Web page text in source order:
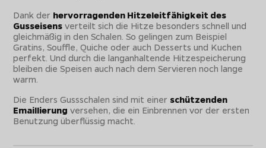
Dank der hervorragenden Hitzeleitfähigkeit des
Gusseisens verteilt sich die Hitze besonders schnell und
gleichmäßig in den Schalen. So gelingen zum Beispiel
Gratins, Souffle, Quiche oder auch Desserts und Kuchen
perfekt. Und durch die langanhaltende Hitzespeicherung
bleiben die Speisen auch nach dem Servieren noch lange
warm.
Die Enders Gussschalen sind mit einer schützenden
Emaillierung versehen, die ein Einbrennen vor der ersten
Benutzung überflüssig macht.